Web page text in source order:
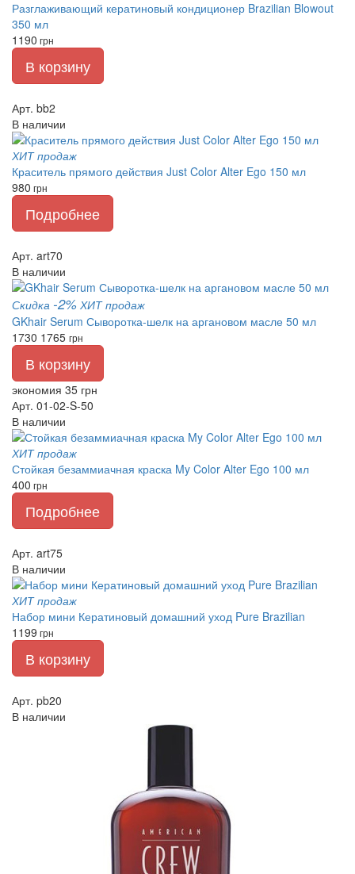
Разглаживающий кератиновый кондиционер Brazilian Blowout
350 мл
1190 грн
В корзину
Арт. bb2
В наличии
ХИТ продаж
Краситель прямого действия Just Color Alter Ego 150 мл
980 грн
Подробнее
Арт. art70
В наличии
Скидка -2% ХИТ продаж
GKhair Serum Сыворотка-шелк на аргановом масле 50 мл
1730 1765 грн
В корзину
экономия 35 грн
Арт. 01-02-S-50
В наличии
ХИТ продаж
Стойкая безаммиачная краска My Color Alter Ego 100 мл
400 грн
Подробнее
Арт. art75
В наличии
ХИТ продаж
Набор мини Кератиновый домашний уход Pure Brazilian
1199 грн
В корзину
Арт. pb20
В наличии